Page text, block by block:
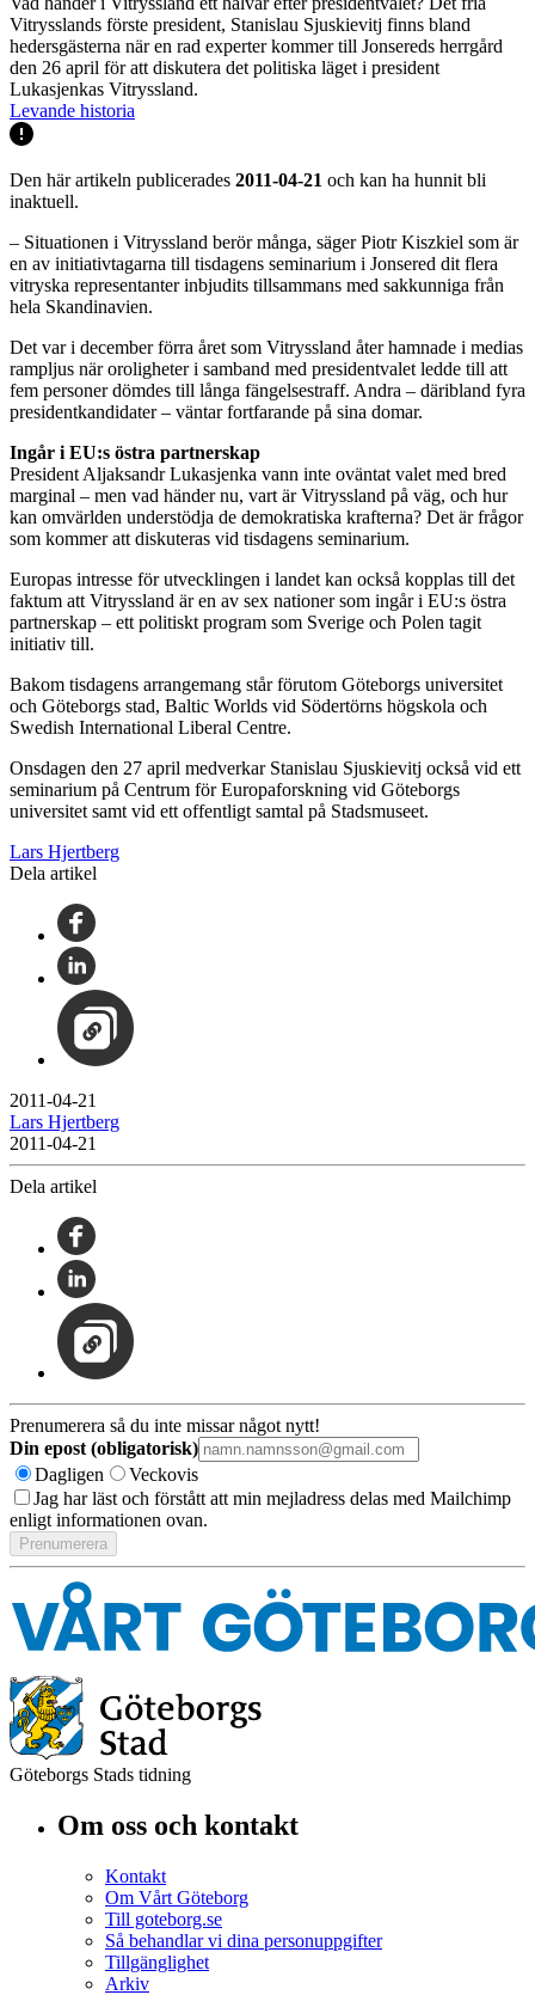
Vitrysslands förste president, Stanislau Sjuskievitj finns bland
hedersgästerna när en rad experter kommer till Jonsereds herrgård
den 26 april för att diskutera det politiska läget i president
Lukasjenkas Vitryssland.
Levande historia
Den här artikeln publicerades 2011-04-21 och kan ha hunnit bli
inaktuell.
– Situationen i Vitryssland berör många, säger Piotr Kiszkiel som är
en av initiativtagarna till tisdagens seminarium i Jonsered dit flera
vitryska representanter inbjudits tillsammans med sakkunniga från
hela Skandinavien.
Det var i december förra året som Vitryssland åter hamnade i medias
rampljus när oroligheter i samband med presidentvalet ledde till att
fem personer dömdes till långa fängelsestraff. Andra – däribland fyra
presidentkandidater – väntar fortfarande på sina domar.
Ingår i EU:s östra partnerskap
President Aljaksandr Lukasjenka vann inte oväntat valet med bred
marginal – men vad händer nu, vart är Vitryssland på väg, och hur
kan omvärlden understödja de demokratiska krafterna? Det är frågor
som kommer att diskuteras vid tisdagens seminarium.
Europas intresse för utvecklingen i landet kan också kopplas till det
faktum att Vitryssland är en av sex nationer som ingår i EU:s östra
partnerskap – ett politiskt program som Sverige och Polen tagit
initiativ till.
Bakom tisdagens arrangemang står förutom Göteborgs universitet
och Göteborgs stad, Baltic Worlds vid Södertörns högskola och
Swedish International Liberal Centre.
Onsdagen den 27 april medverkar Stanislau Sjuskievitj också vid ett
seminarium på Centrum för Europaforskning vid Göteborgs
universitet samt vid ett offentligt samtal på Stadsmuseet.
Lars Hjertberg
Dela artikel
2011-04-21
Lars Hjertberg
2011-04-21
Dela artikel
Prenumerera så du inte missar något nytt!
Din epost (obligatorisk)
Dagligen
Veckovis
Jag har läst och förstått att min mejladress delas med Mailchimp
enligt informationen ovan.
Göteborgs Stads tidning
Om oss och kontakt
Kontakt
Om Vårt Göteborg
Till goteborg.se
Så behandlar vi dina personuppgifter
Tillgänglighet
Arkiv